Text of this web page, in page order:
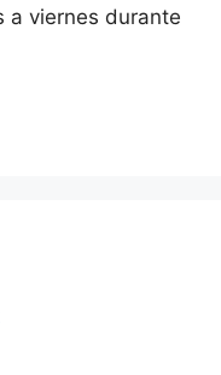
a viernes durante